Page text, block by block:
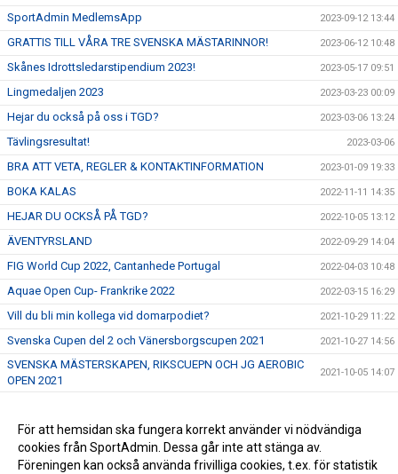
SportAdmin MedlemsApp 2023-09-12 13:44
GRATTIS TILL VÅRA TRE SVENSKA MÄSTARINNOR! 2023-06-12 10:48
Skånes Idrottsledarstipendium 2023! 2023-05-17 09:51
Lingmedaljen 2023 2023-03-23 00:09
Hejar du också på oss i TGD? 2023-03-06 13:24
Tävlingsresultat! 2023-03-06
BRA ATT VETA, REGLER & KONTAKTINFORMATION 2023-01-09 19:33
BOKA KALAS 2022-11-11 14:35
HEJAR DU OCKSÅ PÅ TGD? 2022-10-05 13:12
ÄVENTYRSLAND 2022-09-29 14:04
FIG World Cup 2022, Cantanhede Portugal 2022-04-03 10:48
Aquae Open Cup- Frankrike 2022 2022-03-15 16:29
Vill du bli min kollega vid domarpodiet? 2021-10-29 11:22
Svenska Cupen del 2 och Vänersborgscupen 2021 2021-10-27 14:56
SVENSKA MÄSTERSKAPEN, RIKSCUEPN OCH JG AEROBIC
OPEN 2021
2021-10-05 14:07
TGD Aerobic Open och Svenska Cupen del 1 2021 2021-04-17 12:00
Aerobic Gymnastics på 60 sekunder 2019-03-22 14:11
För att hemsidan ska fungera korrekt använder vi nödvändiga
cookies från SportAdmin. Dessa går inte att stänga av.
Föreningen kan också använda frivilliga cookies, t.ex. för statistik